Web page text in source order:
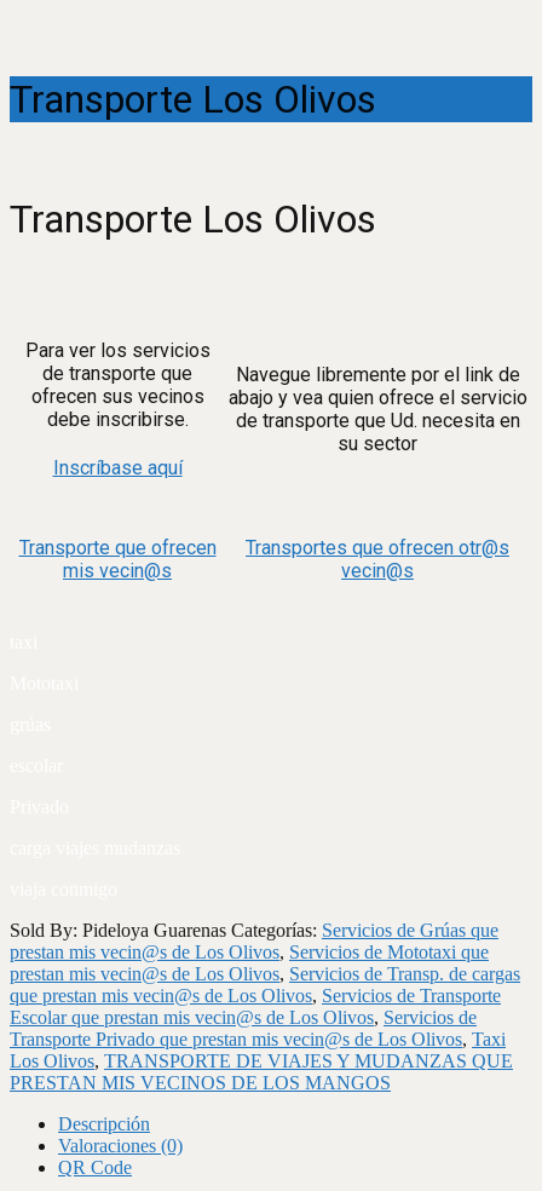
Transporte Los Olivos
Transporte Los Olivos
Para ver los servicios
de transporte que
ofrecen sus vecinos
debe inscribirse.
Inscríbase aquí
Navegue libremente por el link de
abajo y vea quien ofrece el servicio
de transporte que Ud. necesita en
su sector
Transporte que ofrecen
mis vecin@s
Transportes que ofrecen otr@s
vecin@s
Sold By: Pideloya Guarenas Categorías: Servicios de Grúas que
prestan mis vecin@s de Los Olivos, Servicios de Mototaxi que
prestan mis vecin@s de Los Olivos, Servicios de Transp. de cargas
que prestan mis vecin@s de Los Olivos, Servicios de Transporte
Escolar que prestan mis vecin@s de Los Olivos, Servicios de
Transporte Privado que prestan mis vecin@s de Los Olivos, Taxi
Los Olivos, TRANSPORTE DE VIAJES Y MUDANZAS QUE
PRESTAN MIS VECINOS DE LOS MANGOS
Descripción
Valoraciones (0)
QR Code